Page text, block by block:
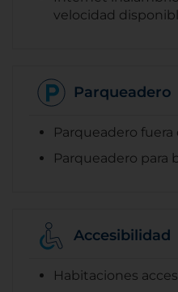
velocidad
Parqueadero
Parqueadero
Parqueadero para
Accesibilidad
Habitaciones